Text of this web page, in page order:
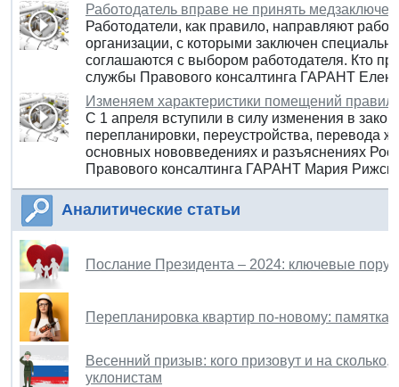
Работодатель вправе не принять
Работодатели, как правило, направляют
организации, с которыми заключен
соглашаются с выбором работодателя. Кто
службы Правового консалтинга ГАРАНТ
Изменяем характеристики помещений
С 1 апреля вступили в силу изменения в
перепланировки, переустройства,
основных нововведениях и разъяснениях
Правового консалтинга ГАРАНТ Мария
Аналитические статьи
Послание Президента – 2024: ключевые
Перепланировка квартир по-новому: памятка
Весенний призыв: кого призовут и на сколько,
уклонистам